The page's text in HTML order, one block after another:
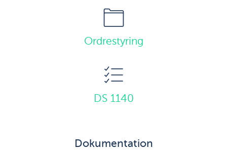
Ordrestyring
DS 1140
Dokumentation